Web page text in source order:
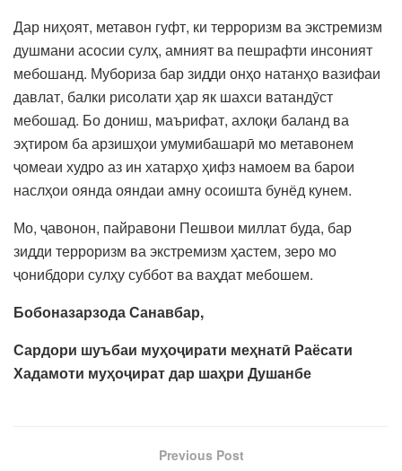
Дар ниҳоят, метавон гуфт, ки терроризм ва экстремизм
душмани асосии сулҳ, амният ва пешрафти инсоният
мебошанд. Мубориза бар зидди онҳо натанҳо вазифаи
давлат, балки рисолати ҳар як шахси ватандӯст
мебошад. Бо дониш, маърифат, ахлоқи баланд ва
эҳтиром ба арзишҳои умумибашарӣ мо метавонем
ҷомеаи худро аз ин хатарҳо ҳифз намоем ва барои
наслҳои оянда ояндаи амну осоишта бунёд кунем.
Мо, ҷавонон, пайравони Пешвои миллат буда, бар
зидди терроризм ва экстремизм ҳастем, зеро мо
ҷонибдори сулҳу суббот ва ваҳдат мебошем.
Бобоназарзода Санавбар,
Сардори шуъбаи муҳоҷирати меҳнатӣ Раёсати
Хадамоти муҳоҷират дар шаҳри Душанбе
Previous Post